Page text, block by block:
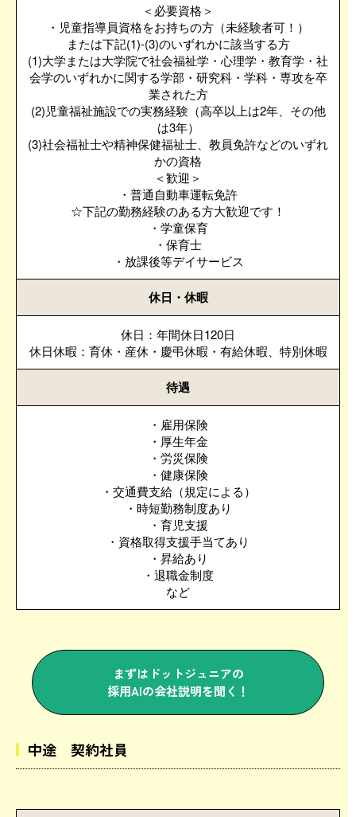
＜必要資格＞
・児童指導員資格をお持ちの方（未経験者可！）
または下記(1)-(3)のいずれかに該当する方
(1)大学または大学院で社会福祉学・心理学・教育学・社
会学のいずれかに関する学部・研究科・学科・専攻を卒
業された方
(2)児童福祉施設での実務経験（高卒以上は2年、その他
は3年）
(3)社会福祉士や精神保健福祉士、教員免許などのいずれ
かの資格
＜歓迎＞
・普通自動車運転免許
☆下記の勤務経験のある方大歓迎です！
・学童保育
・保育士
・放課後等デイサービス
休日・休暇
休日：年間休日120日
休日休暇：育休・産休・慶弔休暇・有給休暇、特別休暇
待遇
・雇用保険
・厚生年金
・労災保険
・健康保険
・交通費支給（規定による）
・時短勤務制度あり
・育児支援
・資格取得支援手当てあり
・昇給あり
・退職金制度
など
まずはドットジュニアの
採用AIの会社説明を聞く！
中途 契約社員